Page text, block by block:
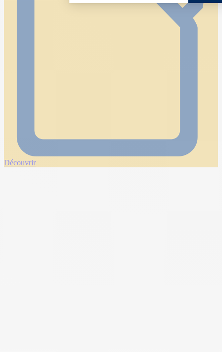
Découvrir